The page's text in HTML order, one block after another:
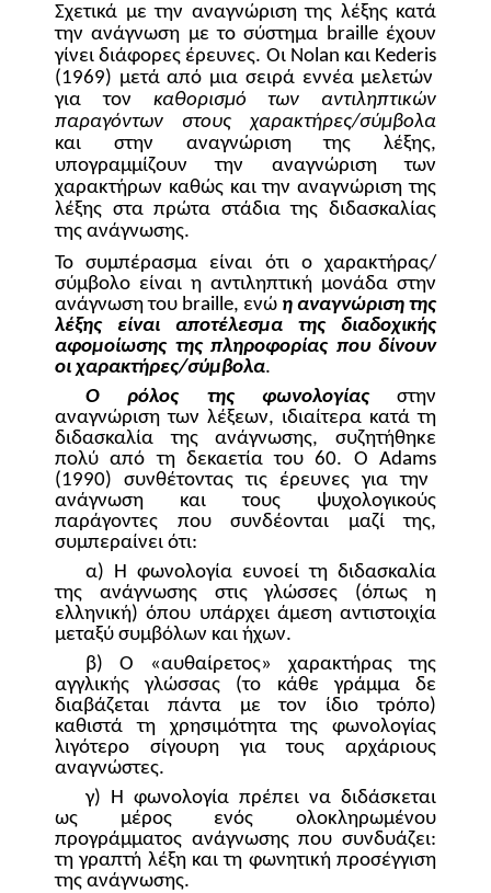
Σχετικά με την αναγνώριση της λέξης κατά
την ανάγνωση με το σύστημα brailleέχουν
γίνει διάφορες έρευνες. Οι Nolan και Kederis
(1969) μετά από μια σειρά εννέα μελετών
για τον καθορισμό των αντιληπτικών
παραγόντων στους χαρακτήρες/σύμβολα
και στην αναγνώριση της λέξης,
υπογραμμίζουν την αναγνώριση των
χαρακτήρων καθώς και την αναγνώριση της
λέξης στα πρώτα στάδια της διδασκαλίας
της ανάγνωσης.
Το συμπέρασμα είναι ότι ο χαρακτήρας/
σύμβολο είναι η αντιληπτική μονάδα στην
ανάγνωση του braille, ενώ η αναγνώριση της
λέξης είναι αποτέλεσμα της διαδοχικής
αφομοίωσης της πληροφορίας που δίνουν
οι χαρακτήρες/σύμβολα.
Ο ρόλος της φωνολογίας
στην
αναγνώριση των λέξεων, ιδιαίτερα κατά τη
διδασκαλία της ανάγνωσης, συζητήθηκε
πολύ από τη δεκαετία του 60. Ο Adams
(1990) συνθέτοντας τις έρευνες για την
ανάγνωση και τους ψυχολογικούς
παράγοντες που συνδέονται μαζί της,
συμπεραίνει ότι:
α) Η φωνολογία ευνοεί τη διδασκαλία
της ανάγνωσης στις γλώσσες (όπως η
ελληνική) όπου υπάρχει άμεση αντιστοιχία
μεταξύ συμβόλων και ήχων.
β) Ο «αυθαίρετος» χαρακτήρας της
αγγλικής γλώσσας (το κάθε γράμμα δε
διαβάζεται πάντα με τον ίδιο τρόπο)
καθιστά τη χρησιμότητα της φωνολογίας
λιγότερο σίγουρη για τους αρχάριους
αναγνώστες.
γ) Η φωνολογία πρέπει να διδάσκεται
ως μέρος ενός ολοκληρωμένου
προγράμματος ανάγνωσης που συνδυάζει:
τη γραπτή λέξη και τη φωνητική προσέγγιση
της ανάγνωσης.